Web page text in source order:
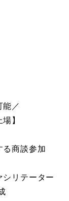
能／
】
る商談参加
シリテーター